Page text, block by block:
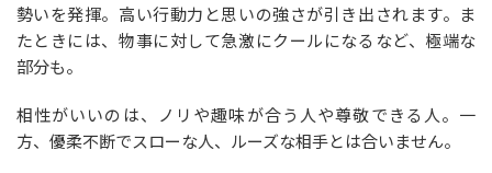
勢いを発揮。高い行動力と思いの強さが引き出されます。ま
たときには、物事に対して急激にクールになるなど、極端な
部分も。
相性がいいのは、ノリや趣味が合う人や尊敬できる人。一
方、優柔不断でスローな人、ルーズな相手とは合いません。